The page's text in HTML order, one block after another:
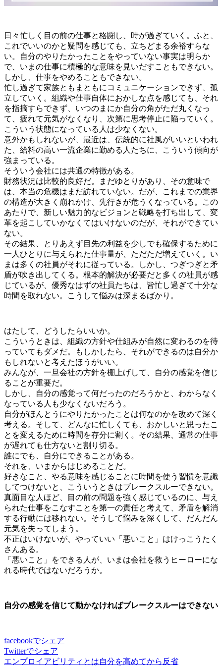
日々忙しく目の前の仕事と格闘し、時が過ぎていく。ふと、
これでいいのかと疑問を感じても、立ちどまる余裕すらな
い。自分のやりたかったことをやっていない事実は明らか
で、いまの仕事に積極的な意味を見いだすこともできない。
しかし、仕事をやめることもできない。
忙し過ぎて家族ともまともにコミュニケーションできず、孤
立していく。組織や仕事自体におかしな点を感じても、それ
を指摘すらできず、いつのまにか自分の角がただ丸くなっ
て、疲れて元気がなくなり、次第に思考停止に陥っていく。
こういう状態になっている人は少なくない。
意外かもしれないが、最近は、伝統的に社風がいいといわれ
た、給料の高い一流企業に勤める人たちに、こういう傾向が
強まっている。
そういう会社には共通の特徴がある。
財務状況は比較的良好だ。まだゆとりがあり、その意味で
は、本当の危機はまだ訪れていない。だが、これまでの業界
の構造が大きく崩れかけ、先行きが危うくなっている。この
あたりで、新しい魅力的なビジョンと戦略を打ち出して、変
革を起こしていかなくてはいけないのだが、それができてい
ない。
その結果、とりあえず目先の利益を少しでも確保するために
一人ひとりに与えられた仕事量が、ただただ増えていく。い
まは多くの社員がそれに従っている。しかし、つぎつぎと矛
盾が吹き出してくる。根本的解決が必要だと多くの社員が感
じているが、優秀なはずの社員たちは、皆忙し過ぎて十分な
時間を取れない。こうして悩みは深まるばかり。
はたして、どうしたらいいか。
こういうときは、組織の方針や仕組みが自然に変わるのを待
っていてもダメだ。もしかしたら、それができるのは自分か
もしれないと考えたほうがいい。
みんなが、一旦会社の方針を棚上げして、自分の感覚を信じ
ることが重要だ。
しかし、自分の感覚って何だったのだろうかと、わからなく
なっている人も少なくないだろう。
自分がほんとうにやりたかったことは何なのかを改めて深く
考える。そして、どんなに忙しくても、おかしいと思ったこ
とを変えるために時間を存分に割く。その結果、通常の仕事
が遅れても仕方ないと割り切る。
誰にでも、自分にできることがある。
それを、いまからはじめることだ。
好きなこと、やる意味を感じることに時間を使う習慣を意識
してつけないと、こういうときはブレークスルーできない。
真面目な人ほど、目の前の問題を強く感じているのに、与え
られた仕事をこなすことを第一の責任と考えて、矛盾を解消
する行動には移れない。そうして悩みを深くして、だんだん
元気を失ってしまう。
不正はいけないが、やっていい「悪いこと」はけっこうたく
さんある。
「悪いこと」をできる人が、いまは会社を救うヒーローにな
れる時代ではないだろうか。
自分の感覚を信じて動かなければブレークスルーはできない
facebookでシェア
Twitterでシェア
エンプロイアビリティとは自分を高めてから反省